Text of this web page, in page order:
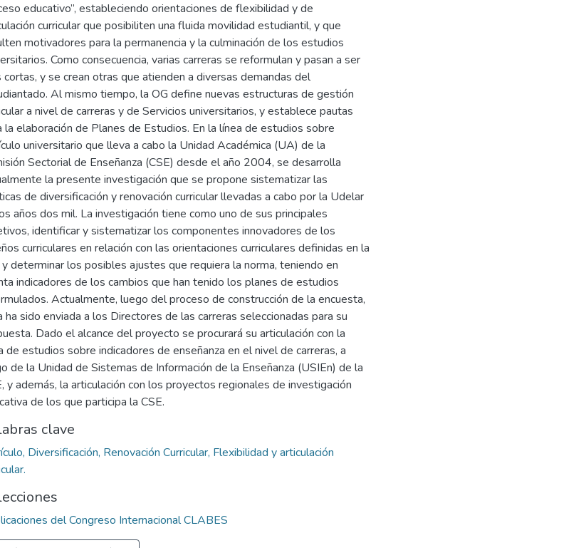
educativo”, estableciendo orientaciones de flexibilidad y de
curricular que posibiliten una fluida movilidad estudiantil, y que
motivadores para la permanencia y la culminación de los estudios
Como consecuencia, varias carreras se reformulan y pasan a ser
cortas, y se crean otras que atienden a diversas demandas del
Al mismo tiempo, la OG define nuevas estructuras de gestión
a nivel de carreras y de Servicios universitarios, y establece pautas
la elaboración de Planes de Estudios. En la línea de estudios sobre
universitario que lleva a cabo la Unidad Académica (UA) de la
Sectorial de Enseñanza (CSE) desde el año 2004, se desarrolla
la presente investigación que se propone sistematizar las
de diversificación y renovación curricular llevadas a cabo por la Udelar
años dos mil. La investigación tiene como uno de sus principales
identificar y sistematizar los componentes innovadores de los
curriculares en relación con las orientaciones curriculares definidas en la
y determinar los posibles ajustes que requiera la norma, teniendo en
indicadores de los cambios que han tenido los planes de estudios
Actualmente, luego del proceso de construcción de la encuesta,
ha sido enviada a los Directores de las carreras seleccionadas para su
Dado el alcance del proyecto se procurará su articulación con la
de estudios sobre indicadores de enseñanza en el nivel de carreras, a
de la Unidad de Sistemas de Información de la Enseñanza (USIEn) de la
y además, la articulación con los proyectos regionales de investigación
de los que participa la CSE.
clave
Diversificación, Renovación Curricular, Flexibilidad y articulación
del Congreso Internacional CLABES